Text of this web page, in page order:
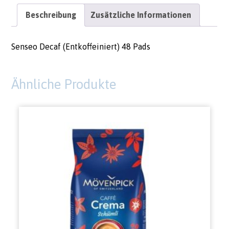
Beschreibung Zusätzliche Informationen
Senseo Decaf (Entkoffeiniert) 48 Pads
Ähnliche Produkte